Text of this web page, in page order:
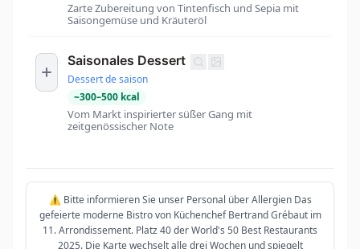
Zarte Zubereitung von Tintenfisch und Sepia mit
Saisongemüse und Kräuteröl
Saisonales Dessert
Dessert de saison
~300–500 kcal
Vom Markt inspirierter süßer Gang mit
zeitgenössischer Note
⚠️ Bitte informieren Sie unser Personal über Allergien Das
gefeierte moderne Bistro von Küchenchef Bertrand Grébaut im
11. Arrondissement. Platz 40 der World's 50 Best Restaurants
2025. Die Karte wechselt alle drei Wochen und spiegelt